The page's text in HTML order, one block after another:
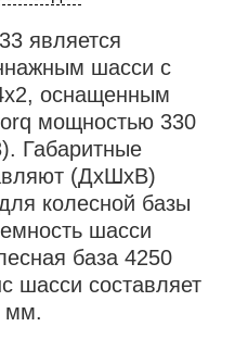
является
шасси с
оснащенным
мощностью 330
Габаритные
(ДхШхВ)
колесной базы
шасси
база 4250
шасси составляет
мм.